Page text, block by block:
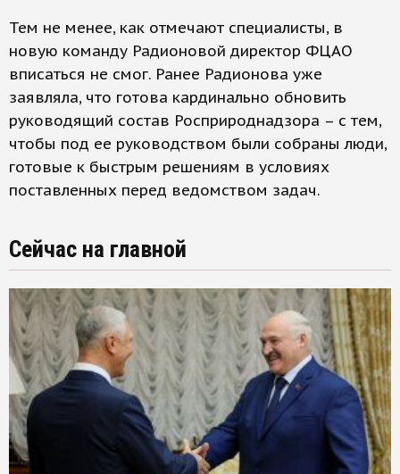
Тем не менее, как отмечают специалисты, в
новую команду Радионовой директор ФЦАО
вписаться не смог. Ранее Радионова уже
заявляла, что готова кардинально обновить
руководящий состав Росприроднадзора – с тем,
чтобы под ее руководством были собраны люди,
готовые к быстрым решениям в условиях
поставленных перед ведомством задач.
Сейчас на главной